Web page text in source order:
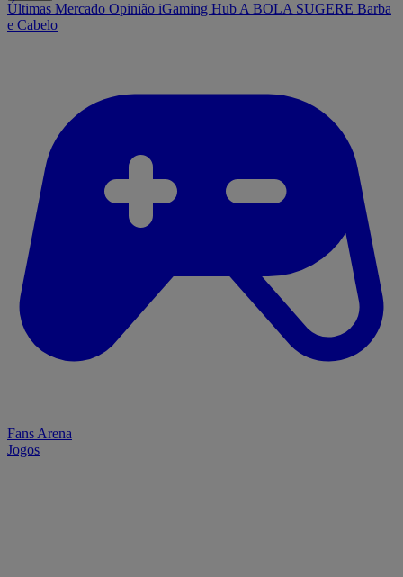
Últimas Mercado Opinião iGaming Hub A BOLA SUGERE Barba
e Cabelo
Fans Arena
Jogos